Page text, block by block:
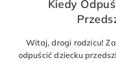
Kiedy
Witaj, drogi rodzicu!
odpuścić dziecku